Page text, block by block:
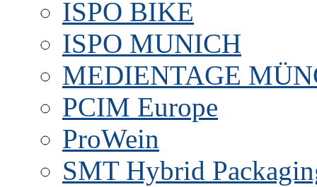
ISPO BIKE
ISPO MUNICH
MEDIENTAGE
PCIM Europe
ProWein
SMT Hybrid